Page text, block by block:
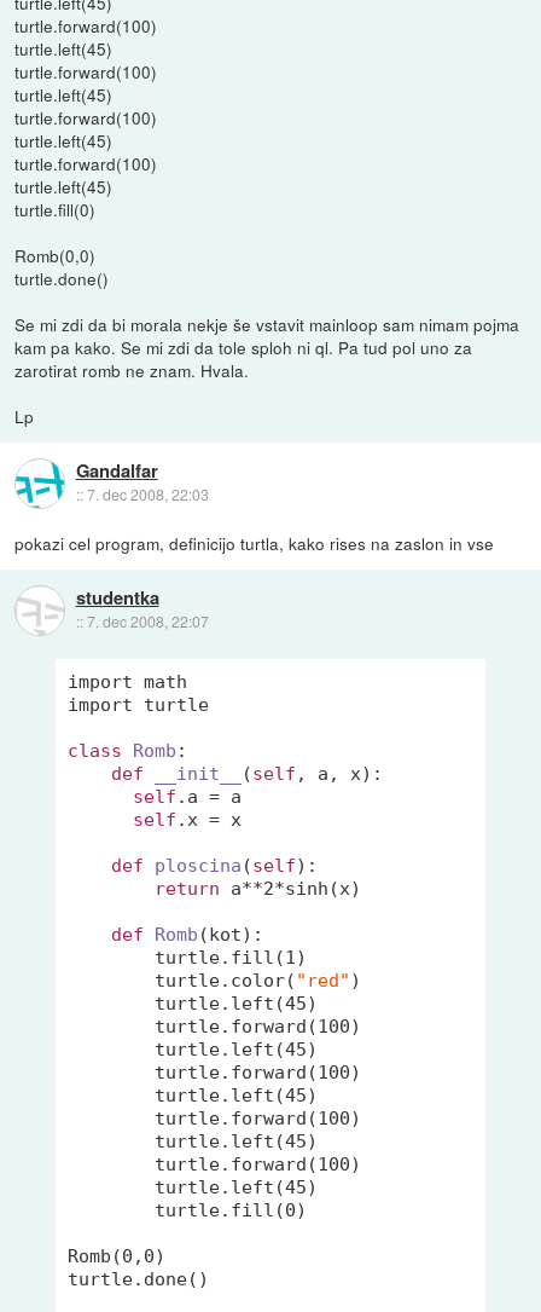
turtle.forward(100)
turtle.left(45)
turtle.forward(100)
turtle.left(45)
turtle.forward(100)
turtle.left(45)
turtle.forward(100)
turtle.left(45)
turtle.fill(0)
Romb(0,0)
turtle.done()
Se mi zdi da bi morala nekje še vstavit mainloop sam nimam pojma
kam pa kako. Se mi zdi da tole sploh ni ql. Pa tud pol uno za
zarotirat romb ne znam. Hvala.
Lp
Gandalfar
::7. dec 2008, 22:03
pokazi cel program, definicijo turtla, kako rises na zaslon in vse
studentka
::7. dec 2008, 22:07
import math
import turtle
class Romb :
def
__init__ (self , a, x) :
self .a = a
self .x = x
def ploscina (self) :
return a**2*sinh(x)
def Romb (kot) :
        turtle.fill(
1)
        turtle.color(
"red" )
        turtle.left(
45)
        turtle.forward(
100)
        turtle.left(
45)
        turtle.forward(
100)
        turtle.left(
45)
        turtle.forward(
100)
        turtle.left(
45)
        turtle.forward(
100)
        turtle.left(
45)
        turtle.fill(
0)
Romb(0 , 0)
turtle.done()